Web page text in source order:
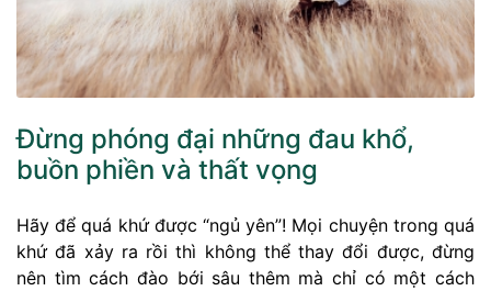
Đừng phóng đại những đau khổ,
buồn phiền và thất vọng
Hãy để quá khứ được “ngủ yên”! Mọi chuyện trong quá
khứ đã xảy ra rồi thì không thể thay đổi được, đừng
nên tìm cách đào bới sâu thêm mà chỉ có một cách